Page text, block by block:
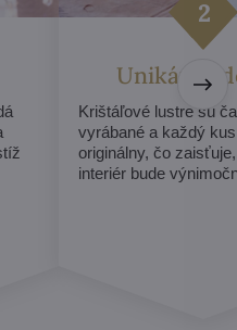
Unikátny
Krištáľové lustre sú
vyrábané a každý
originálny, čo
interiér bude